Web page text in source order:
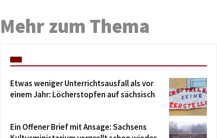
Mehr zum Thema
Etwas weniger Unterrichtsausfall als vor
einem Jahr: Löcherstopfen auf sächsisch
Ein Offener Brief mit Ansage: Sachsens